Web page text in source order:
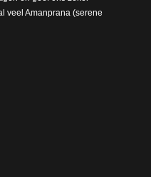
veel Amanprana (serene